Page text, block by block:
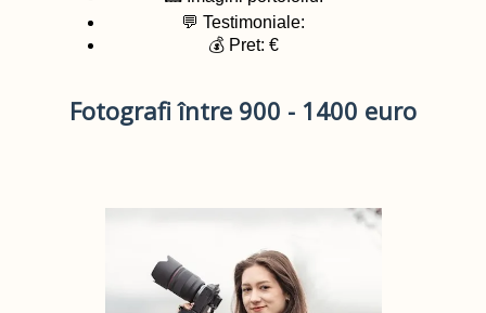
💬 Testimoniale:
💰 Pret: €
Fotografi între 900 - 1400 euro